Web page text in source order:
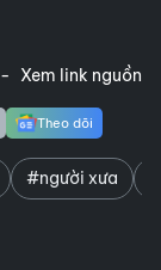
Xem link nguồn
Theo dõi
#người xưa